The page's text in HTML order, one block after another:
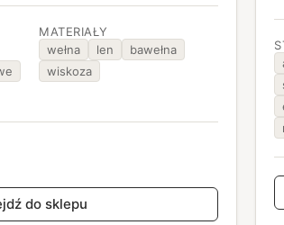
MATERIAŁY
wełna
len
bawełna
wiskoza
do sklepu